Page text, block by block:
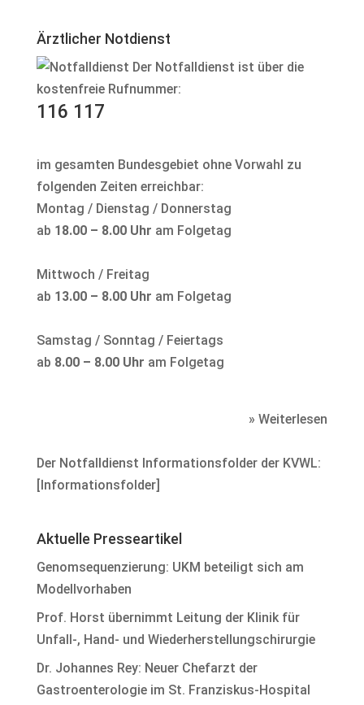
Ärztlicher Notdienst
Der Notfalldienst ist über die
kostenfreie Rufnummer:
116 117
im gesamten Bundesgebiet ohne Vorwahl zu
folgenden Zeiten erreichbar:
Montag / Dienstag / Donnerstag
ab 18.00 – 8.00 Uhr am Folgetag
Mittwoch / Freitag
ab 13.00 – 8.00 Uhr am Folgetag
Samstag / Sonntag / Feiertags
ab 8.00 – 8.00 Uhr am Folgetag
» Weiterlesen
Der Notfalldienst Informationsfolder der KVWL:
[Informationsfolder]
Aktuelle Presseartikel
Genomsequenzierung: UKM beteiligt sich am
Modellvorhaben
Prof. Horst übernimmt Leitung der Klinik für
Unfall-, Hand- und Wiederherstellungschirurgie
Dr. Johannes Rey: Neuer Chefarzt der
Gastroenterologie im St. Franziskus-Hospital